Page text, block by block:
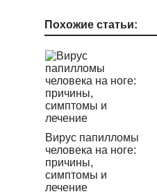
Похожие статьи:
Вирус папилломы
человека на ноге:
причины,
симптомы и
лечение